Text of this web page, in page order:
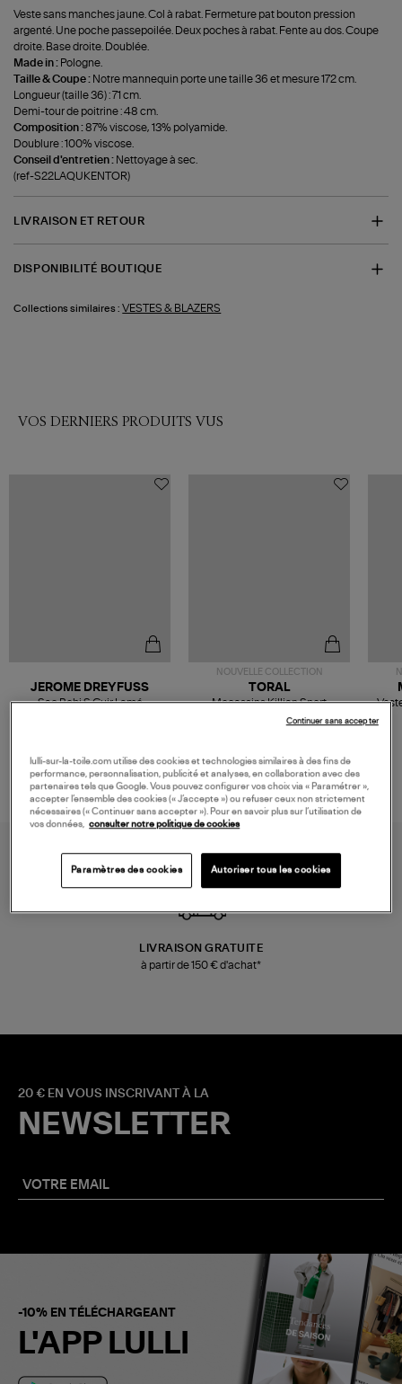
Veste sans manches jaune. Col à rabat. Fermeture pat bouton pression
argenté. Une poche passepoilée. Deux poches à rabat. Fente au dos. Coupe
droite. Base droite. Doublée.
Made in : Pologne.
Taille & Coupe : Notre mannequin porte une taille 36 et mesure 172 cm.
Longueur (taille 36) : 71 cm.
Demi-tour de poitrine : 48 cm.
Composition :87% viscose, 13% polyamide.
Doublure : 100% viscose.
Conseil d'entretien : Nettoyage à sec.
(ref-S22LAQUKENTOR)
LIVRAISON ET RETOUR
DISPONIBILITÉ BOUTIQUE
Collections similaires : VESTES & BLAZERS
VOS DERNIERS PRODUITS VUS
JEROME DREYFUSS
Sac Bobi S Cuir Lamé
NOUVELLE COLLECTION
189,00 €
TORAL
Mocassins Killian Sport
Mousse
LIVRAISON GRATUITE
à partir de 150 € d'achat*
20 € EN VOUS INSCRIVANT À LA
NEWSLETTER
-10% EN TÉLÉCHARGEANT
L'APP LULLI
lulli-sur-la-toile.com utilise des cookies et technologies similaires à des fins de
performance, personnalisation, publicité et analyses, en collaboration avec des
partenaires tels que Google. Vous pouvez configurer vos choix via « Paramétrer »,
accepter l’ensemble des cookies (« J’accepte ») ou refuser ceux non strictement
nécessaires (« Continuer sans accepter »). Pour en savoir plus sur l’utilisation de
vos données, consulter notre politique de cookies
Paramètres des cookies Autoriser tous les cookies
Continuer sans accepter